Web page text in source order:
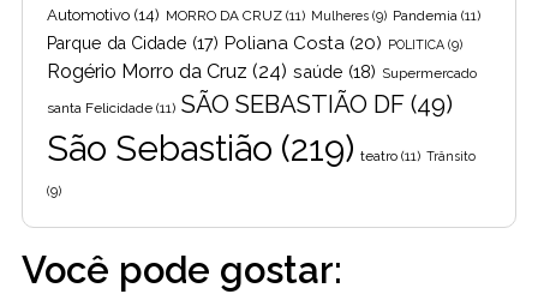
Automotivo (14) MORRO DA CRUZ (11) Mulheres (9) Pandemia (11)
Parque da Cidade (17) Poliana Costa (20) POLITICA (9)
Rogério Morro da Cruz (24) saúde (18) Supermercado
santa Felicidade (11) SÃO SEBASTIÃO DF (49)
São Sebastião (219) teatro (11) Trânsito
(9)
Você pode gostar: